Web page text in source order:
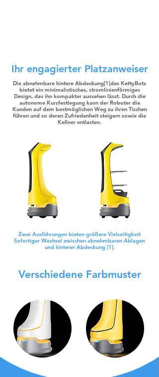
Ihr engagierter Platzanweiser
Die abnehmbare hintere Abdeckung[1]des KettyBots
bietet ein minimalistisches, stromlinienförmiges
Design, das ihn kompakter aussehen lässt. Durch die
autonome Kursfestlegung kann der Roboter die
Kunden auf dem bestmöglichen Weg zu ihren Tischen
führen und so deren Zufriedenheit steigern sowie die
Kellner entlasten.
Zwei Ausführungen bieten größere Vielseitigkeit
Sofortiger Wechsel zwischen abnehmbaren Ablagen
und hinterer Abdeckung [1].
Verschiedene Farbmuster